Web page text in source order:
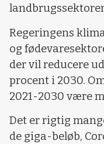
Regeringens
og
der vil reducere
procent i 2030.
2021-2030 være
Det er rigtig
de giga-beløb,